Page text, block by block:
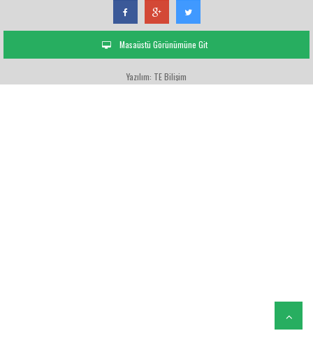
Masaüstü Görünümüne Git
Yazılım: TE Bilişim